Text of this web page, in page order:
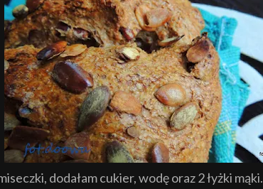
dodałam cukier, wodę oraz 2 łyżki mąki.